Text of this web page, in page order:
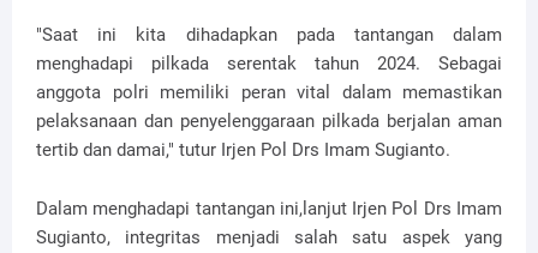
"Saat ini kita dihadapkan pada tantangan dalam
menghadapi pilkada serentak tahun 2024. Sebagai
anggota polri memiliki peran vital dalam memastikan
pelaksanaan dan penyelenggaraan pilkada berjalan aman
tertib dan damai," tutur Irjen Pol Drs Imam Sugianto.
Dalam menghadapi tantangan ini,lanjut Irjen Pol Drs Imam
Sugianto, integritas menjadi salah satu aspek yang